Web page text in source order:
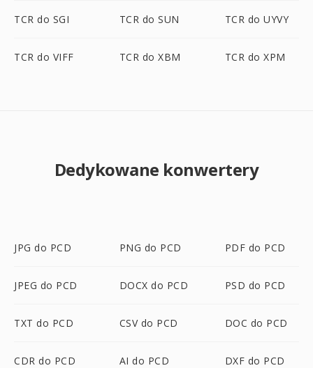
TCR do SGI TCR do SUN TCR do UYVY
TCR do VIFF TCR do XBM TCR do XPM
Dedykowane konwertery
JPG do PCD PNG do PCD PDF do PCD
JPEG do PCD DOCX do PCD PSD do PCD
TXT do PCD CSV do PCD DOC do PCD
CDR do PCD AI do PCD DXF do PCD